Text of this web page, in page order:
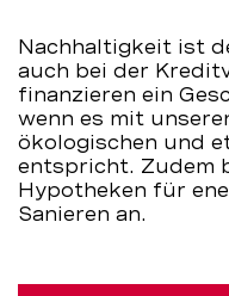
Nachhaltigkeit ist
auch bei der
finanzieren ein
wenn es mit
ökologischen und
entspricht. Zudem
Hypotheken für
Sanieren an.